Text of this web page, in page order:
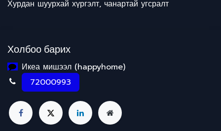
Хурдан шуурхай хүргэлт, чанартай угсралт
Холбоо барих
Икеа мишээл (happyhome)
72000993